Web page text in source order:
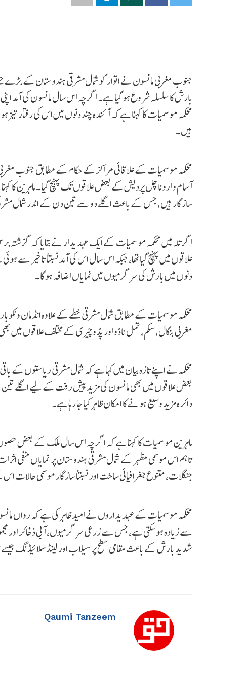
جنوب مغربی مانسون نے اتوار کو شمال مشرقی ہندوستان کے
بارش کا سلسلہ شروع ہو گیا ہے۔ اگرچہ اس سال مانسون کی آمد
محکمہ موسمیات کا کہنا ہے کہ آئندہ چند دنوں میں اس کی رفتار
ہیں۔
محکمہ موسمیات کے علاقائی مراکز کے حکام کے مطابق جنوب مغربی
آسام و اروناچل پردیش کے بعض علاقوں تک پہنچ گیا۔ ماہرین کا
سازگار ہیں، جس کے باعث اگلے دو سے تین دن کے اندر شمال
علاقوں میں پہنچ گیا تھا، جبکہ اس سال اس کی آمد نسبتاً تاخیر
دنوں میں بارش کی سرگرمیوں میں نمایاں اضافہ ہوگا۔
محکمہ موسمیات کے مطابق شمال مشرقی خطے کے علاوہ انڈمان و نکوبار
مغربی بنگال، سکم، تمل ناڈو اور پڈوچیری کے مختلف علاقوں
محکمہ نے اپنے تازہ بیان میں کہا ہے کہ شمال مشرقی ریاستوں کے
بعض علاقوں میں بھی مانسون کی مزید پیش رفت کے لیے اگلے
دائرہ مزید وسیع ہونے کا امکان ظاہر کیا جا رہا ہے۔
ماہرین موسمیات کا کہنا ہے کہ اگرچہ اس سال ملک کے بعض
تاہم اس موسمی مظہر کے شمال مشرقی ہندوستان پر نمایاں
جنگلات، متنوع جغرافیائی ساخت اور نسبتاً سازگار موسمی حالات
محکمہ موسمیات کے عہدیداروں نے امید ظاہر کی ہے کہ رواں
سے زیادہ ہو سکتی ہے، جس سے زرعی سرگرمیوں، آبی ذخائر اور
شدید بارش کے باعث مقامی سطح پر سیلاب اور لینڈ سلائیڈنگ
Qaumi Tanzeem